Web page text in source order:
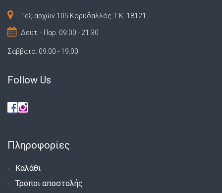
Ταξιαρχών 105 Κορυδαλλός Τ.Κ. 18121
Δευτ. - Παρ. 09:00 - 21:30
Σάββατο: 09:00 - 19:00
Follow Us
Πληροφορίες
Καλάθι
Τρόποι αποστολής